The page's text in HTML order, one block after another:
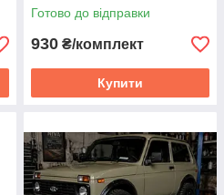
Готово до відправки
930 ₴/комплект
Купити